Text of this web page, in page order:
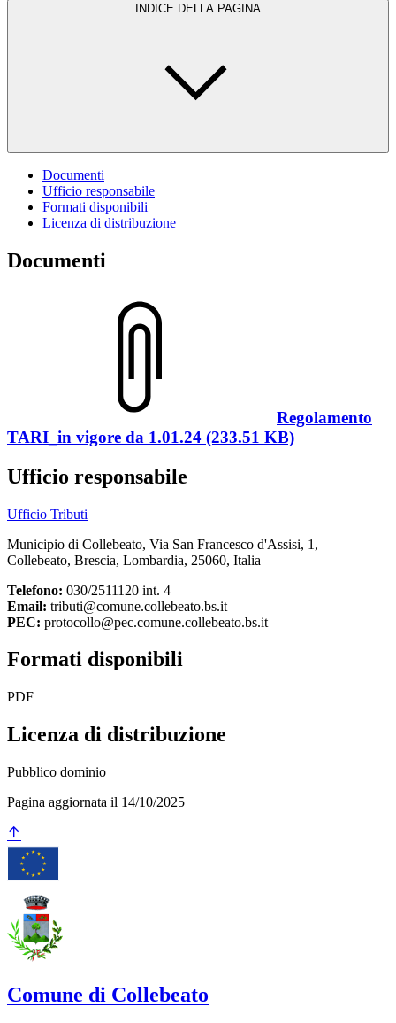
INDICE DELLA PAGINA
Documenti
Ufficio responsabile
Formati disponibili
Licenza di distribuzione
Documenti
Regolamento
TARI_in vigore da 1.01.24 (233.51 KB)
Ufficio responsabile
Ufficio Tributi
Municipio di Collebeato, Via San Francesco d'Assisi, 1,
Collebeato, Brescia, Lombardia, 25060, Italia
Telefono: 030/2511120 int. 4
Email: tributi@comune.collebeato.bs.it
PEC: protocollo@pec.comune.collebeato.bs.it
Formati disponibili
PDF
Licenza di distribuzione
Pubblico dominio
Pagina aggiornata il 14/10/2025
Comune di Collebeato